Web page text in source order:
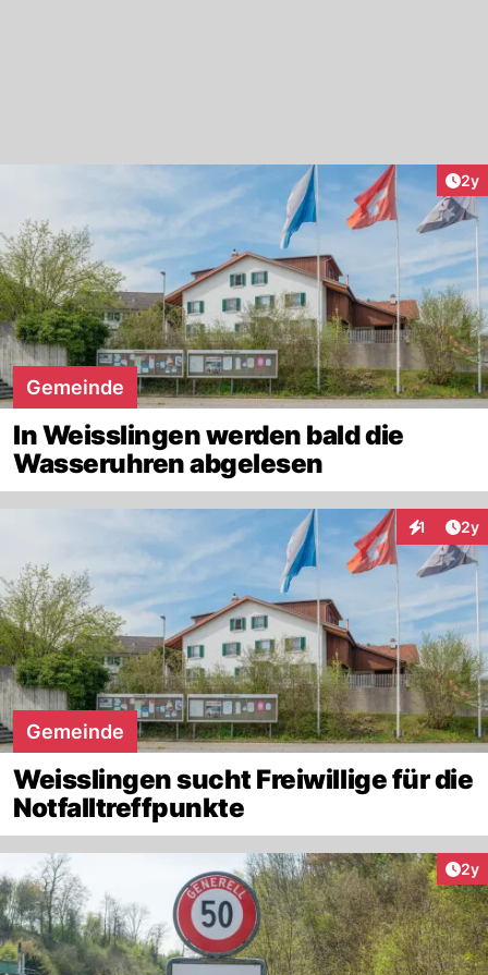
2y
Gemeinde
In Weisslingen werden bald die
Wasseruhren abgelesen
1 2y
Gemeinde
Weisslingen sucht Freiwillige für die
Notfalltreffpunkte
2y